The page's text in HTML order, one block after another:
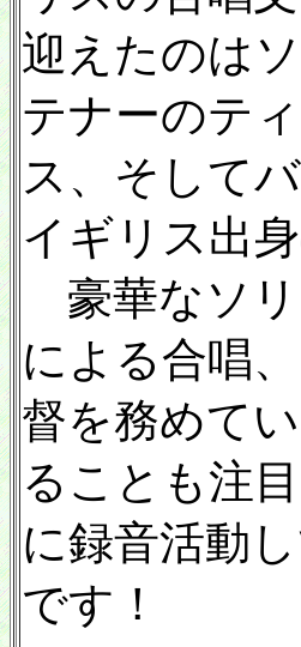
迎えたのは
テナーのテ
ス、そして
イギリス出
豪華なソリ
による合唱
督を務めて
ることも注
に録音活動
です！